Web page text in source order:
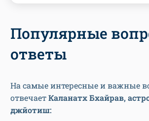
Популярные
ответы
На самые интересные и важные
отвечаетКаланатх Бхайрав,
джйотиш: